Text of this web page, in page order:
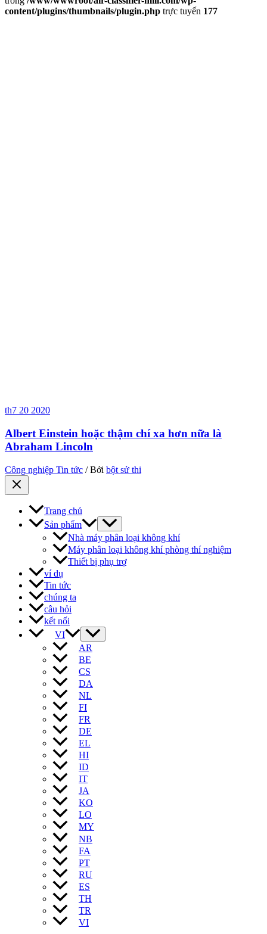
content/plugins/thumbnails/plugin.php trực tuyến 177
th7 20 2020
Albert Einstein hoặc thậm chí xa hơn nữa là
Abraham Lincoln
Công nghiệp Tin tức / Bởi bột sử thi
Trang chủ
Sản phẩm
Nhà máy phân loại không khí
Máy phân loại không khí phòng thí nghiệm
Thiết bị phụ trợ
ví dụ
Tin tức
chúng ta
câu hỏi
kết nối
VI
AR
BE
CS
DA
NL
FI
FR
DE
EL
HI
ID
IT
JA
KO
LO
MY
NB
FA
PT
RU
ES
TH
TR
VI